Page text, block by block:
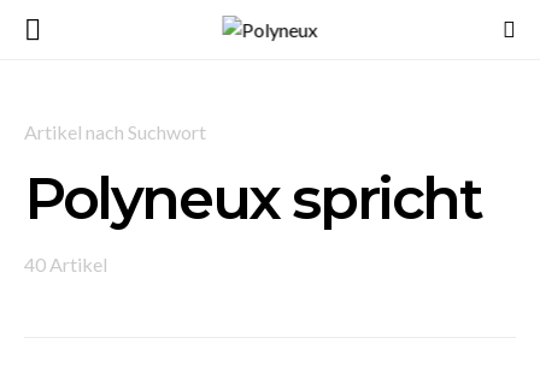
Artikel nach Suchwort
Polyneux spricht
40 Artikel